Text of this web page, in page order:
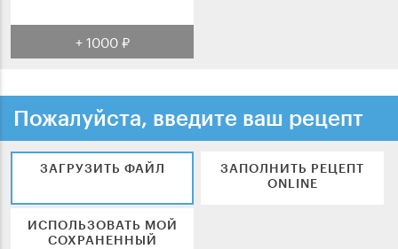
+ 1000 ₽
Пожалуйста, введите ваш рецепт
ЗАГРУЗИТЬ ФАЙЛ
ЗАПОЛНИТЬ РЕЦЕПТ
ONLINE
ИСПОЛЬЗОВАТЬ МОЙ
СОХРАНЕННЫЙ